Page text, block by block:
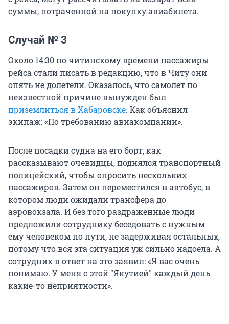
суммы, потраченной на покупку авиабилета.
Случай № 3
Около 14:30 по читинскому времени пассажиры
рейса стали писать в редакцию, что в Читу они
опять не долетели. Оказалось, что самолет по
неизвестной причине вынужден был
приземлиться в Хабаровске. Как объяснил
экипаж: «По требованию авиакомпании».
После посадки судна на его борт, как
рассказывают очевидцы, поднялся транспортный
полицейский, чтобы опросить нескольких
пассажиров. Затем он переместился в автобус, в
котором люди ожидали трансфера до
аэровокзала. И без того раздраженные люди
предложили сотруднику беседовать с нужным
ему человеком по пути, не задерживая остальных,
потому что вся эта ситуация уж сильно надоела. А
сотрудник в ответ на это заявил: «Я вас очень
понимаю. У меня с этой "Якутией" каждый день
какие-то неприятности».